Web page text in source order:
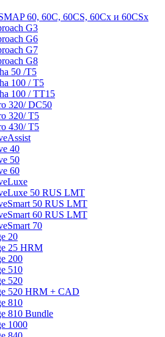
60, 60C, 60CS, 60Cx и 60CSx
G3
G6
G7
G8
50 /T5
100 / T5
100 / TT15
320/ DC50
320/ T5
430/ T5
40
50
60
50 RUS LMT
50 RUS LMT
60 RUS LMT
70
20
25 HRM
200
510
520
520 HRM + CAD
810
810 Bundle
1000